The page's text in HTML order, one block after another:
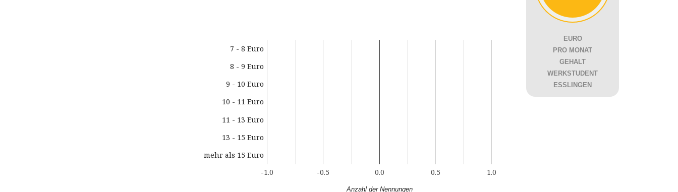
-1.0 -0.5 0.0 0.5 1.0
7 - 8 Euro
8 - 9 Euro
9 - 10 Euro
10 - 11 Euro
11 - 13 Euro
13 - 15 Euro
mehr als 15 Euro
Anzahl der Nennungen
EURO
PRO MONAT
GEHALT
WERKSTUDENT
ESSLINGEN